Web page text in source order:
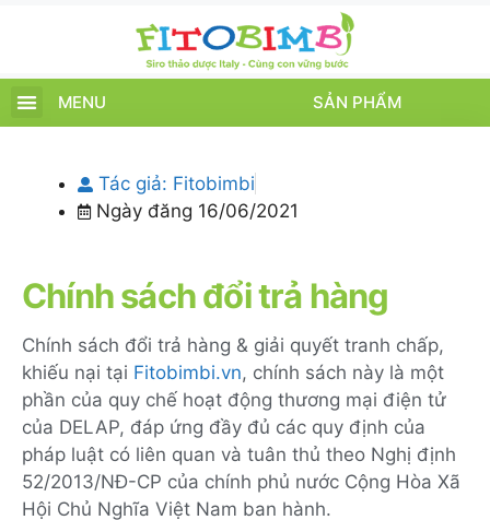
MENU SẢN PHẨM
Tác giả: Fitobimbi
Ngày đăng 16/06/2021
Chính sách đổi trả hàng
Chính sách đổi trả hàng & giải quyết tranh chấp,
khiếu nại tại Fitobimbi.vn, chính sách này là một
phần của quy chế hoạt động thương mại điện tử
của DELAP, đáp ứng đầy đủ các quy định của
pháp luật có liên quan và tuân thủ theo Nghị định
52/2013/NĐ-CP của chính phủ nước Cộng Hòa Xã
Hội Chủ Nghĩa Việt Nam ban hành.